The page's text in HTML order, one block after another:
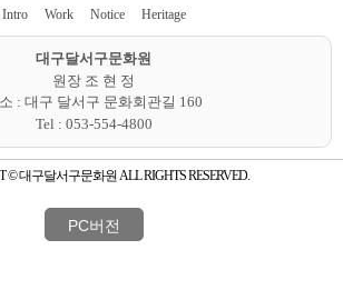
Intro Work Notice Heritage
대구달서구문화원
원장 조 현 정
: 대구 달서구 문화회관길 160
Tel : 053-554-4800
© 대구달서구문화원 ALL RIGHTS RESERVED.